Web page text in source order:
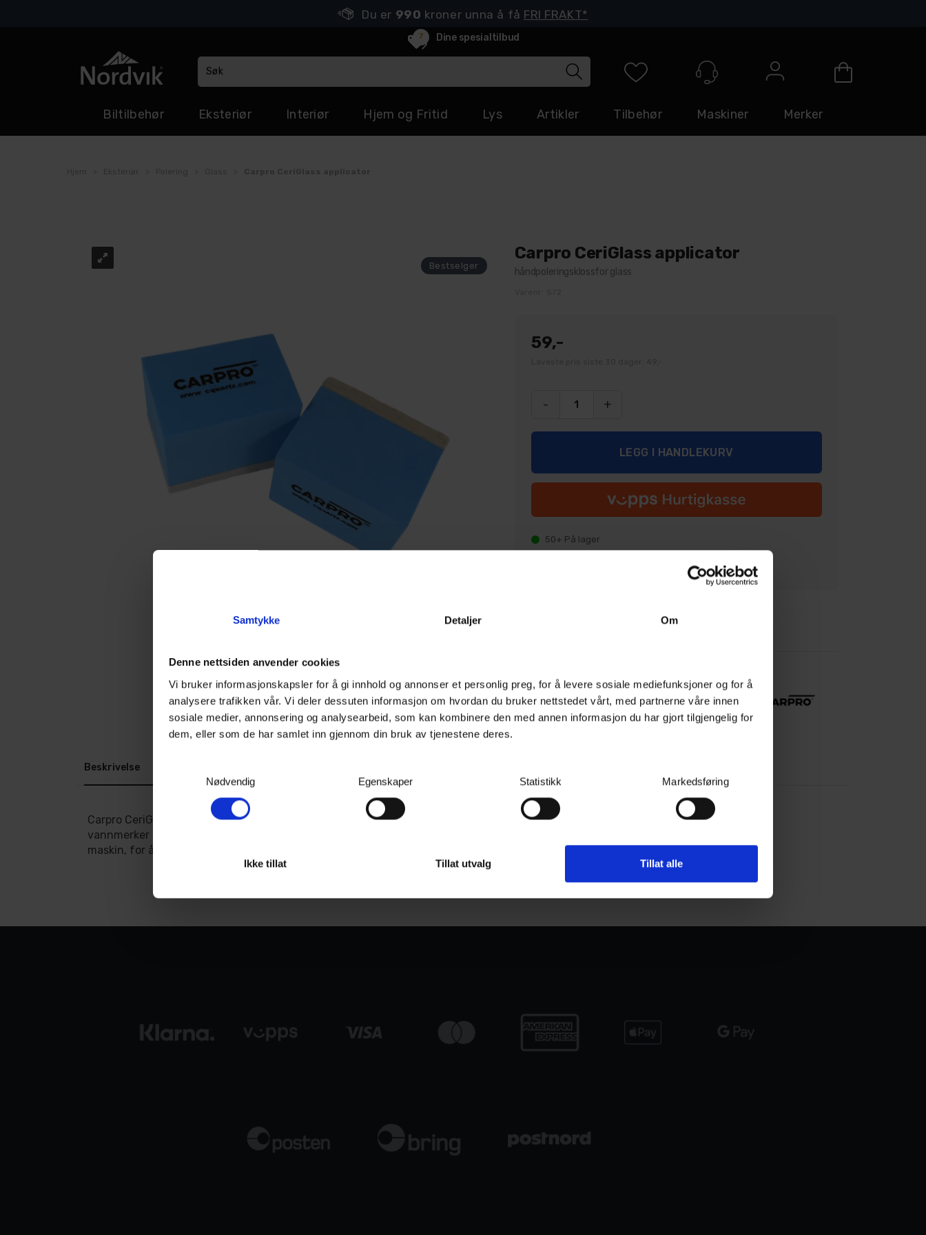
Samtykke Detaljer Om
Denne nettsiden anvender cookies
Vi bruker informasjonskapsler for å gi innhold og annonser et personlig preg, for å levere sosiale mediefunksjoner og for å
analysere trafikken vår. Vi deler dessuten informasjon om hvordan du bruker nettstedet vårt, med partnerne våre innen
sosiale medier, annonsering og analysearbeid, som kan kombinere den med annen informasjon du har gjort tilgjengelig for
dem, eller som de har samlet inn gjennom din bruk av tjenestene deres.
Nødvendig
Egenskaper Statistikk Markedsføring
Ikke tillat Tillat utvalg Tillat alle
7 Dine spesialtilbud
Biltilbehør Eksteriør Interiør Hjem og Fritid Lys Artikler Tilbehør Maskiner Merker
Du er 990 kroner unna å få FRI FRAKT*
Carpro CeriGlass applicator
håndpoleringsklossfor glass
59,-
- +
50+ På lager
Legg i ønskeliste
Beskrivelse
Carpro CeriGlass applicator er en håndpoleringspute som fjerner
vannmerker på rutene. Den er meget nyttig når du jobber med
maskin, for å komme til områder der maskinen ikke rekker til.